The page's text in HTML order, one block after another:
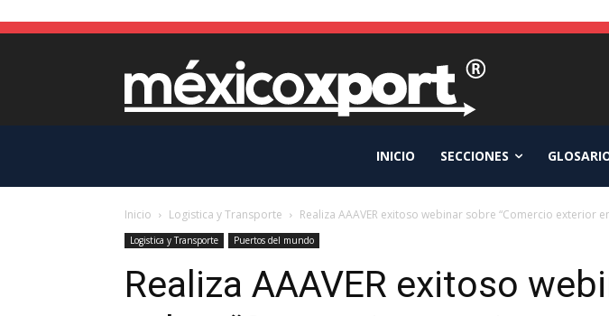
INICIO SECCIONES
Inicio Logistica y Transporte Realiza AAAVER exitoso webinar sobre “Comercio exterior
Logistica y Transporte Puertos del mundo
Realiza AAAVER exitoso